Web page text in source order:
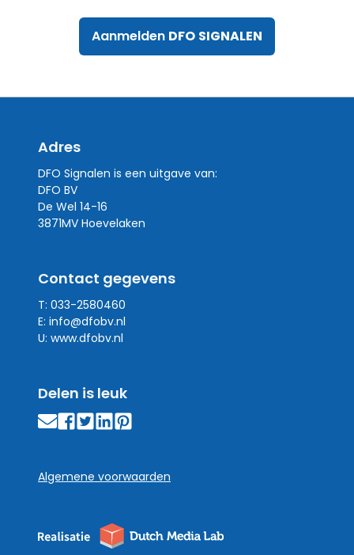
Aanmelden DFO SIGNALEN
Adres
DFO Signalen is een uitgave van:
DFO BV
De Wel 14-16
3871MV Hoevelaken
Contact gegevens
T: 033-2580460
E: info@dfobv.nl
U: www.dfobv.nl
Delen is leuk
Algemene voorwaarden